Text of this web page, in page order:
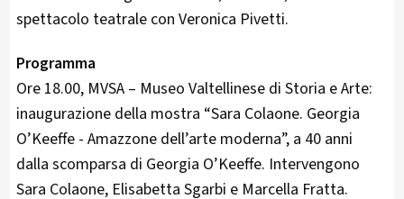
spettacolo teatrale con Veronica Pivetti.
Programma
Ore 18.00, MVSA – Museo Valtellinese di Storia e Arte:
inaugurazione della mostra “Sara Colaone. Georgia
O’Keeffe - Amazzone dell’arte moderna”, a 40 anni
dalla scomparsa di Georgia O’Keeffe. Intervengono
Sara Colaone, Elisabetta Sgarbi e Marcella Fratta.